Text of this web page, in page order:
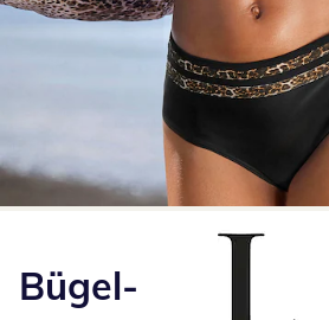
Bügel-